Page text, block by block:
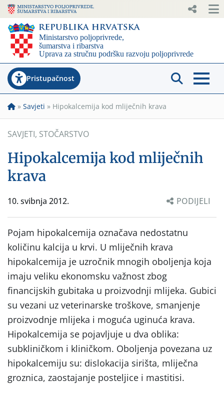
Pristupačnost
» Savjeti » Hipokalcemija kod mliječnih krava
SAVJETI, STOČARSTVO
Hipokalcemija kod mliječnih
krava
10. svibnja 2012. PODIJELI
Pojam hipokalcemija označava nedostatnu
količinu kalcija u krvi. U mliječnih krava
hipokalcemija je uzročnik mnogih oboljenja koja
imaju veliku ekonomsku važnost zbog
financijskih gubitaka u proizvodnji mlijeka. Gubici
su vezani uz veterinarske troškove, smanjenje
proizvodnje mlijeka i moguća uginuća krava.
Hipokalcemija se pojavljuje u dva oblika:
subkliničkom i kliničkom. Oboljenja povezana uz
hipokalcemiju su: dislokacija sirišta, mliječna
groznica, zaostajanje posteljice i mastitisi.